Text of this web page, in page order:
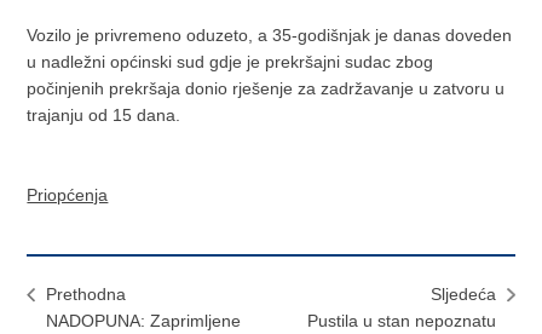
Vozilo je privremeno oduzeto, a 35-godišnjak je danas doveden
u nadležni općinski sud gdje je prekršajni sudac zbog
počinjenih prekršaja donio rješenje za zadržavanje u zatvoru u
trajanju od 15 dana.
Priopćenja
Prethodna
NADOPUNA: Zaprimljene
Sljedeća
​Pustila u stan nepoznatu